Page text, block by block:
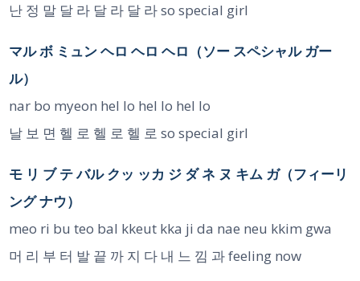
난 정 말 달 라 달 라 달 라 so special girl
マル ボ ミュン ヘロ ヘロ ヘロ（ソー スペシャル ガー
ル）
nar bo myeon hel lo hel lo hel lo
날 보 면 헬 로 헬 로 헬 로 so special girl
モ リ ブ テ バル クッ ッカ ジ ダ ネ ヌ キム ガ（フィーリ
ング ナウ）
meo ri bu teo bal kkeut kka ji da nae neu kkim gwa
머 리 부 터 발 끝 까 지 다 내 느 낌 과 feeling now